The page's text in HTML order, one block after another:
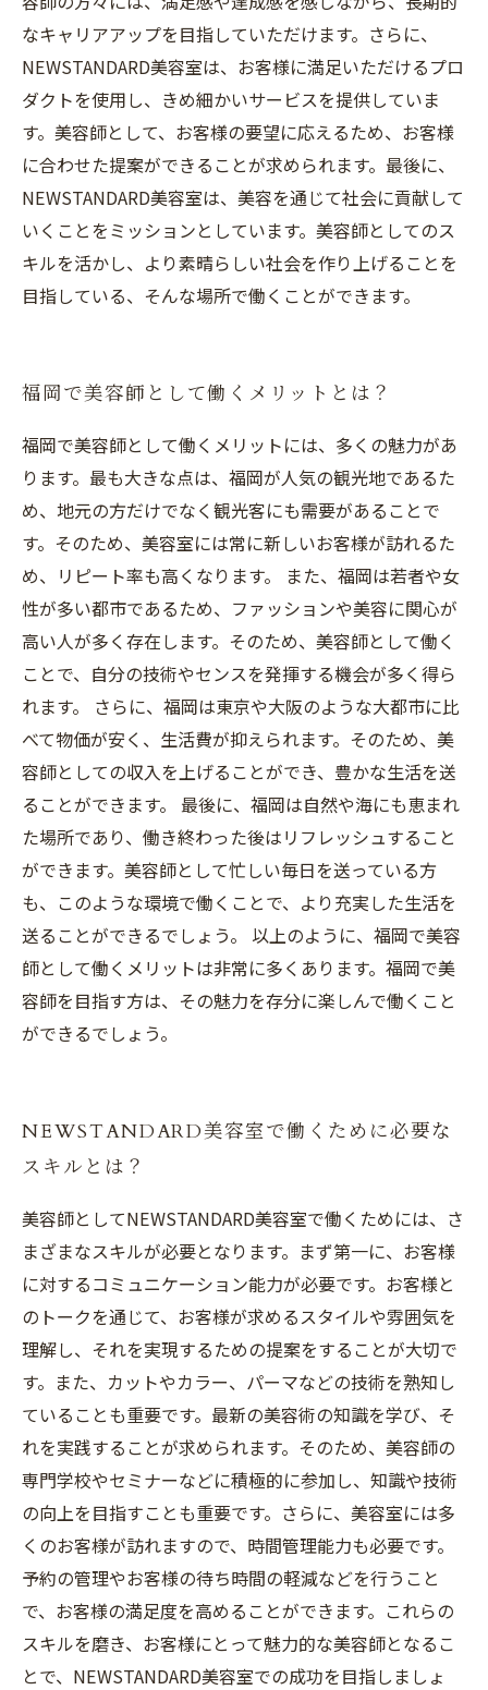
なキャリアアップを目指していただけます。さらに、
NEWSTANDARD美容室は、お客様に満足いただけるプロ
ダクトを使用し、きめ細かいサービスを提供していま
す。美容師として、お客様の要望に応えるため、お客様
に合わせた提案ができることが求められます。最後に、
NEWSTANDARD美容室は、美容を通じて社会に貢献して
いくことをミッションとしています。美容師としてのス
キルを活かし、より素晴らしい社会を作り上げることを
目指している、そんな場所で働くことができます。
福岡で美容師として働くメリットとは？
福岡で美容師として働くメリットには、多くの魅力があ
ります。最も大きな点は、福岡が人気の観光地であるた
め、地元の方だけでなく観光客にも需要があることで
す。そのため、美容室には常に新しいお客様が訪れるた
め、リピート率も高くなります。 また、福岡は若者や女
性が多い都市であるため、ファッションや美容に関心が
高い人が多く存在します。そのため、美容師として働く
ことで、自分の技術やセンスを発揮する機会が多く得ら
れます。 さらに、福岡は東京や大阪のような大都市に比
べて物価が安く、生活費が抑えられます。そのため、美
容師としての収入を上げることができ、豊かな生活を送
ることができます。 最後に、福岡は自然や海にも恵まれ
た場所であり、働き終わった後はリフレッシュすること
ができます。美容師として忙しい毎日を送っている方
も、このような環境で働くことで、より充実した生活を
送ることができるでしょう。 以上のように、福岡で美容
師として働くメリットは非常に多くあります。福岡で美
容師を目指す方は、その魅力を存分に楽しんで働くこと
ができるでしょう。
NEWSTANDARD美容室で働くために必要な
スキルとは？
美容師としてNEWSTANDARD美容室で働くためには、さ
まざまなスキルが必要となります。まず第一に、お客様
に対するコミュニケーション能力が必要です。お客様と
のトークを通じて、お客様が求めるスタイルや雰囲気を
理解し、それを実現するための提案をすることが大切で
す。また、カットやカラー、パーマなどの技術を熟知し
ていることも重要です。最新の美容術の知識を学び、そ
れを実践することが求められます。そのため、美容師の
専門学校やセミナーなどに積極的に参加し、知識や技術
の向上を目指すことも重要です。さらに、美容室には多
くのお客様が訪れますので、時間管理能力も必要です。
予約の管理やお客様の待ち時間の軽減などを行うこと
で、お客様の満足度を高めることができます。これらの
スキルを磨き、お客様にとって魅力的な美容師となるこ
とで、NEWSTANDARD美容室での成功を目指しましょ